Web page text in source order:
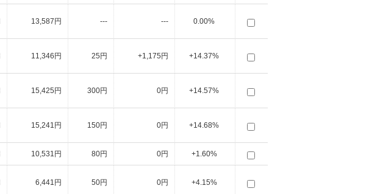
13,587円 --- --- 0.00%
11,346円 25円 +1,175円 +14.37%
15,425円 300円 0円 +14.57%
15,241円 150円 0円 +14.68%
10,531円 80円 0円 +1.60%
6,441円 50円 0円 +4.15%